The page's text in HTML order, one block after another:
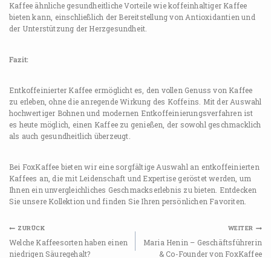
Kaffee ähnliche gesundheitliche Vorteile wie koffeinhaltiger Kaffee
bieten kann, einschließlich der Bereitstellung von Antioxidantien und
der Unterstützung der Herzgesundheit.
Fazit:
Entkoffeinierter Kaffee ermöglicht es, den vollen Genuss von Kaffee
zu erleben, ohne die anregende Wirkung des Koffeins. Mit der Auswahl
hochwertiger Bohnen und modernen Entkoffeinierungsverfahren ist
es heute möglich, einen Kaffee zu genießen, der sowohl geschmacklich
als auch gesundheitlich überzeugt.
Bei FoxKaffee bieten wir eine sorgfältige Auswahl an entkoffeinierten
Kaffees an, die mit Leidenschaft und Expertise geröstet werden, um
Ihnen ein unvergleichliches Geschmackserlebnis zu bieten. Entdecken
Sie unsere Kollektion und finden Sie Ihren persönlichen Favoriten.
ZURÜCK
Welche Kaffeesorten haben einen
niedrigen Säuregehalt?
WEITER
Maria Henin – Geschäftsführerin
& Co-Founder von FoxKaffee